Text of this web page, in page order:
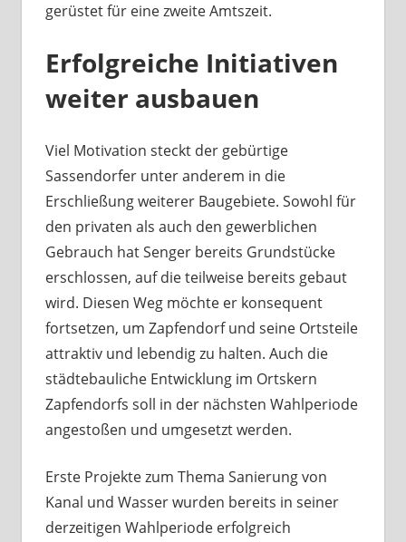
gerüstet für eine zweite Amtszeit.
Erfolgreiche Initiativen
weiter ausbauen
Viel Motivation steckt der gebürtige
Sassendorfer unter anderem in die
Erschließung weiterer Baugebiete. Sowohl für
den privaten als auch den gewerblichen
Gebrauch hat Senger bereits Grundstücke
erschlossen, auf die teilweise bereits gebaut
wird. Diesen Weg möchte er konsequent
fortsetzen, um Zapfendorf und seine Ortsteile
attraktiv und lebendig zu halten. Auch die
städtebauliche Entwicklung im Ortskern
Zapfendorfs soll in der nächsten Wahlperiode
angestoßen und umgesetzt werden.
Erste Projekte zum Thema Sanierung von
Kanal und Wasser wurden bereits in seiner
derzeitigen Wahlperiode erfolgreich